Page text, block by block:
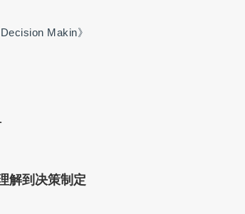
Makin》
解到决策制定